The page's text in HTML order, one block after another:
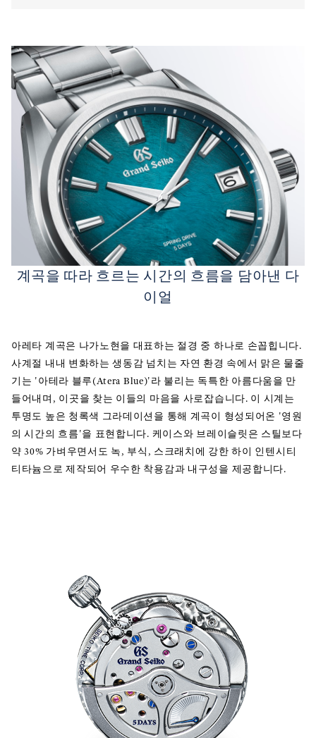
계곡을 따라 흐르는 시간의 흐름을 담아낸 다
이얼
아레타 계곡은 나가노현을 대표하는 절경 중 하나로 손꼽힙니다.
사계절 내내 변화하는 생동감 넘치는 자연 환경 속에서 맑은 물줄
기는 '아테라 블루(Atera Blue)'라 불리는 독특한 아름다움을 만
들어내며, 이곳을 찾는 이들의 마음을 사로잡습니다. 이 시계는
투명도 높은 청록색 그라데이션을 통해 계곡이 형성되어온 '영원
의 시간의 흐름'을 표현합니다. 케이스와 브레이슬릿은 스틸보다
약 30% 가벼우면서도 녹, 부식, 스크래치에 강한 하이 인텐시티
티타늄으로 제작되어 우수한 착용감과 내구성을 제공합니다.